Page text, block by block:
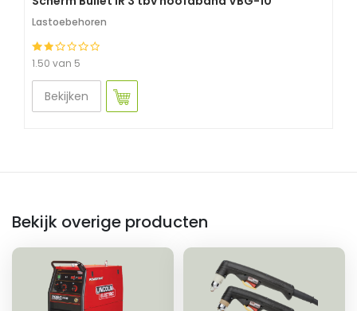
Lastoebehoren
1.50 van 5
Bekijken
Bekijk overige producten